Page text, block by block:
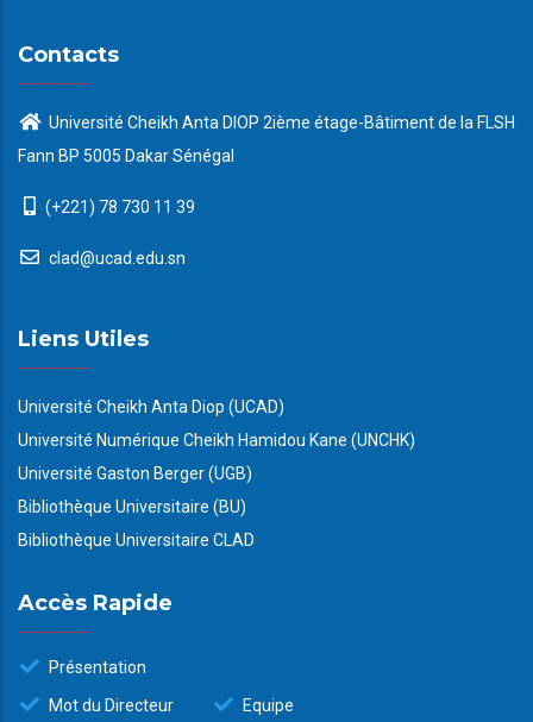
Contacts
Université Cheikh Anta DIOP 2ième étage-Bâtiment de la FLSH
Fann BP 5005 Dakar Sénégal
(+221) 78 730 11 39
clad@ucad.edu.sn
Liens Utiles
Université Cheikh Anta Diop (UCAD)
Université Numérique Cheikh Hamidou Kane (UNCHK)
Université Gaston Berger (UGB)
Bibliothèque Universitaire (BU)
Bibliothèque Universitaire CLAD
Accès Rapide
Présentation
Mot du Directeur
Equipe